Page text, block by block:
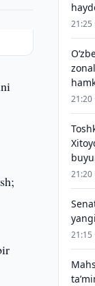
21:25
21:20
21:20
21:15